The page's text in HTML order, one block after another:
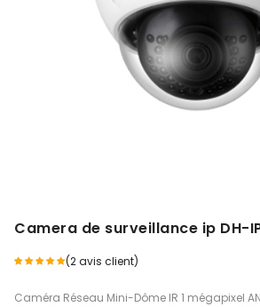
Camera de surveillance ip DH-
(2avis client)
Caméra Réseau Mini-Dôme IR 1 mégapixel